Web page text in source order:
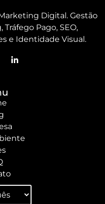
Digital. Gestão
Pago, SEO,
e Identidade Visual.